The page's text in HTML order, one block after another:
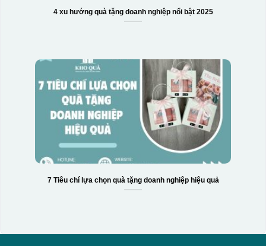
4 xu hướng quà tặng doanh nghiệp nổi bật 2025
7 Tiêu chí lựa chọn quà tặng doanh nghiệp hiệu quả